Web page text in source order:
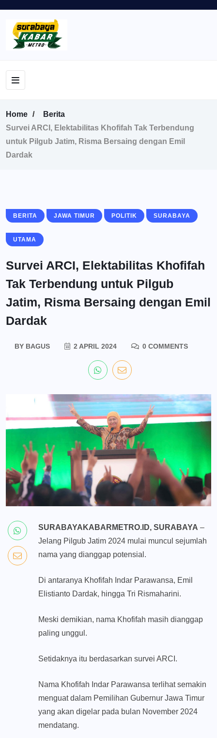
Home
Berita
Survei ARCI, Elektabilitas Khofifah Tak Terbendung
untuk Pilgub Jatim, Risma Bersaing dengan Emil
Dardak
BERITA JAWA TIMUR POLITIK SURABAYA
UTAMA
Survei ARCI, Elektabilitas Khofifah
Tak Terbendung untuk Pilgub
Jatim, Risma Bersaing dengan Emil
Dardak
BY BAGUS 2 APRIL 2024 0 COMMENTS
SURABAYAKABARMETRO.ID, SURABAYA –
Jelang Pilgub Jatim 2024 mulai muncul sejumlah
nama yang dianggap potensial.
Di antaranya Khofifah Indar Parawansa, Emil
Elistianto Dardak, hingga Tri Rismaharini.
Meski demikian, nama Khofifah masih dianggap
paling unggul.
Setidaknya itu berdasarkan survei ARCI.
Nama Khofifah Indar Parawansa terlihat semakin
menguat dalam Pemilihan Gubernur Jawa Timur
yang akan digelar pada bulan November 2024
mendatang.